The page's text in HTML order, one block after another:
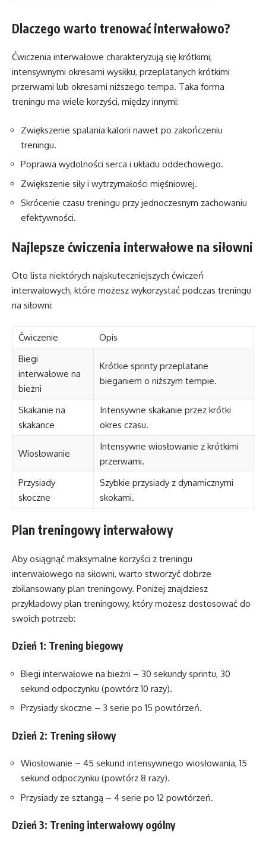
Dlaczego warto trenować interwałowo?
Ćwiczenia interwałowe charakteryzują się krótkimi,
intensywnymi okresami wysiłku, przeplatanych krótkimi
przerwami lub okresami niższego tempa. Taka forma
treningu ma wiele korzyści, między innymi:
Zwiększenie spalania kalorii nawet po zakończeniu
treningu.
Poprawa wydolności serca i układu oddechowego.
Zwiększenie siły i wytrzymałości mięśniowej.
Skrócenie czasu treningu przy jednoczesnym zachowaniu
efektywności.
Najlepsze ćwiczenia interwałowe na siłowni
Oto lista niektórych najskuteczniejszych ćwiczeń
interwałowych, które możesz wykorzystać podczas treningu
na siłowni:
Ćwiczenie
Opis
Biegi
interwałowe na
bieżni
Krótkie sprinty przeplatane
bieganiem o niższym tempie.
Skakanie na
skakance
Intensywne skakanie przez krótki
okres czasu.
Wiosłowanie
Intensywne wiosłowanie z krótkimi
przerwami.
Przysiady
skoczne
Szybkie przysiady z dynamicznymi
skokami.
Plan treningowy interwałowy
Aby osiągnąć maksymalne korzyści z treningu
interwałowego na siłowni, warto stworzyć dobrze
zbilansowany plan treningowy. Poniżej znajdziesz
przykładowy plan treningowy, który możesz dostosować do
swoich potrzeb:
Dzień 1: Trening biegowy
Biegi interwałowe na bieżni – 30 sekundy sprintu, 30
sekund odpoczynku (powtórz 10 razy).
Przysiady skoczne – 3 serie po 15 powtórzeń.
Dzień 2: Trening siłowy
Wiosłowanie – 45 sekund intensywnego wiosłowania, 15
sekund odpoczynku (powtórz 8 razy).
Przysiady ze sztangą – 4 serie po 12 powtórzeń.
Dzień 3: Trening interwałowy ogólny